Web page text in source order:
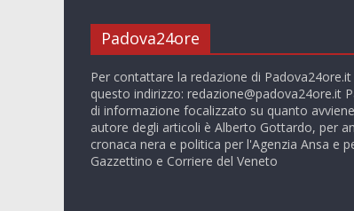
Padova24ore
Per contattare la redazione di
questo indirizzo: redazione@padova24ore.it
di informazione focalizzato su quanto
autore degli articoli è Alberto Gottardo, per
cronaca nera e politica per l'Agenzia Ansa e
Gazzettino e Corriere del Veneto